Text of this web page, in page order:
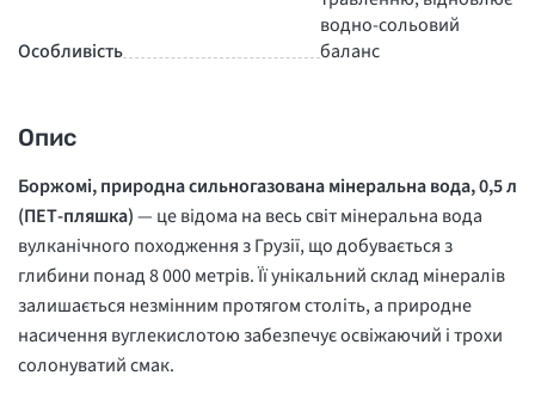
Особливість
водно-сольовий
баланс
Опис
Боржомі, природна сильногазована мінеральна вода, 0,5 л
(ПЕТ-пляшка)— це відома на весь світ мінеральна вода
вулканічного походження з Грузії, що добувається з
глибини понад 8 000 метрів. Її унікальний склад мінералів
залишається незмінним протягом століть, а природне
насичення вуглекислотою забезпечує освіжаючий і трохи
солонуватий смак.